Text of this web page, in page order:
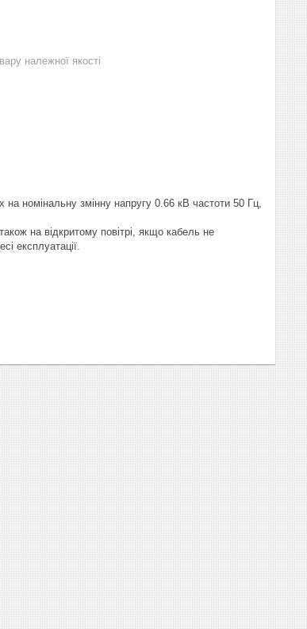
належної якості
на номінальну змінну напругу 0.66 кВ частоти 50 Гц,
на відкритому повітрі, якщо кабель не
експлуатації.